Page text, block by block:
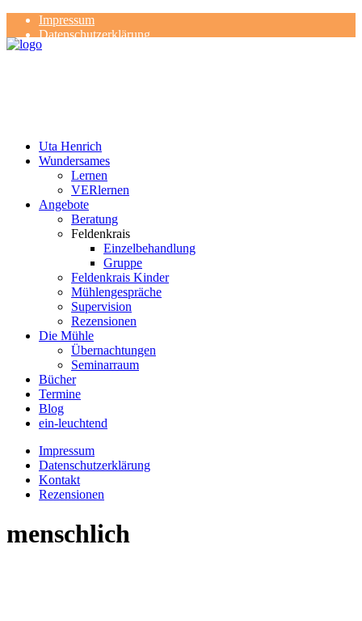
Impressum
Datenschutzerklärung
Kontakt
Uta Henrich
Wundersames
Lernen
VERlernen
Angebote
Beratung
Feldenkrais
Einzelbehandlung
Gruppe
Feldenkrais Kinder
Mühlengespräche
Supervision
Rezensionen
Die Mühle
Übernachtungen
Seminarraum
Bücher
Termine
Blog
ein-leuchtend
Impressum
Datenschutzerklärung
Kontakt
Rezensionen
menschlich